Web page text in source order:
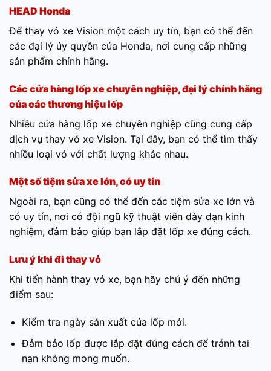
HEAD Honda
Để thay vỏ xe Vision một cách uy tín, bạn có thể đến
các đại lý ủy quyền của Honda, nơi cung cấp những
sản phẩm chính hãng.
Các cửa hàng lốp xe chuyên nghiệp, đại lý chính hãng
của các thương hiệu lốp
Nhiều cửa hàng lốp xe chuyên nghiệp cũng cung cấp
dịch vụ thay vỏ xe Vision. Tại đây, bạn có thể tìm thấy
nhiều loại vỏ với chất lượng khác nhau.
Một số tiệm sửa xe lớn, có uy tín
Ngoài ra, bạn cũng có thể đến các tiệm sửa xe lớn và
có uy tín, nơi có đội ngũ kỹ thuật viên dày dạn kinh
nghiệm, đảm bảo giúp bạn lắp đặt lốp xe đúng cách.
Lưu ý khi đi thay vỏ
Khi tiến hành thay vỏ xe, bạn hãy chú ý đến những
điểm sau:
Kiểm tra ngày sản xuất của lốp mới.
Đảm bảo lốp được lắp đặt đúng cách để tránh tai
nạn không mong muốn.